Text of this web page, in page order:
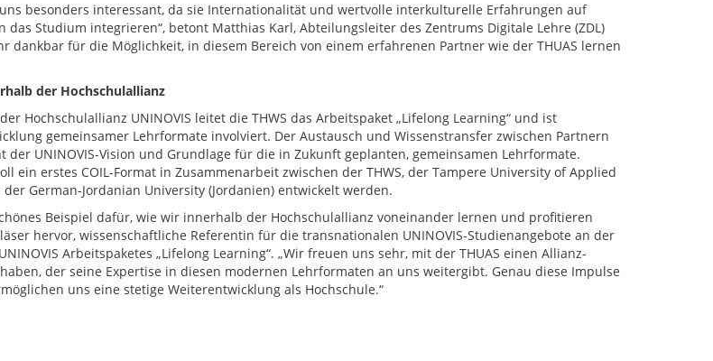
besonders interessant, da sie Internationalität und wertvolle interkulturelle Erfahrungen auf
das Studium integrieren“, betont Matthias Karl, Abteilungsleiter des Zentrums Digitale Lehre (ZDL)
dankbar für die Möglichkeit, in diesem Bereich von einem erfahrenen Partner wie der THUAS lernen
der Hochschulallianz
Hochschulallianz UNINOVIS leitet die THWS das Arbeitspaket „Lifelong Learning“ und ist
gemeinsamer Lehrformate involviert. Der Austausch und Wissenstransfer zwischen Partnern
der UNINOVIS-Vision und Grundlage für die in Zukunft geplanten, gemeinsamen Lehrformate.
ein erstes COIL-Format in Zusammenarbeit zwischen der THWS, der Tampere University of Applied
German-Jordanian University (Jordanien) entwickelt werden.
Beispiel dafür, wie wir innerhalb der Hochschulallianz voneinander lernen und profitieren
hervor, wissenschaftliche Referentin für die transnationalen UNINOVIS-Studienangebote an der
Arbeitspaketes „Lifelong Learning“. „Wir freuen uns sehr, mit der THUAS einen Allianz-
der seine Expertise in diesen modernen Lehrformaten an uns weitergibt. Genau diese Impulse
uns eine stetige Weiterentwicklung als Hochschule.“